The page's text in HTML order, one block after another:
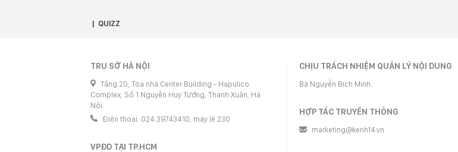
QUIZZ
TRỤ SỞ HÀ NỘI
Tầng 20, Tòa nhà Center Building - Hapulico
Complex, Số 1 Nguyễn Huy Tưởng, Thanh Xuân, Hà
Nội.
Điện thoại: 024.39743410, máy lẻ 230
VPĐD TẠI TP.HCM
CHỊU TRÁCH NHIỆM QUẢN LÝ NỘI DUNG
Bà Nguyễn Bích Minh.
HỢP TÁC TRUYỀN THÔNG
marketing@kenh14.vn